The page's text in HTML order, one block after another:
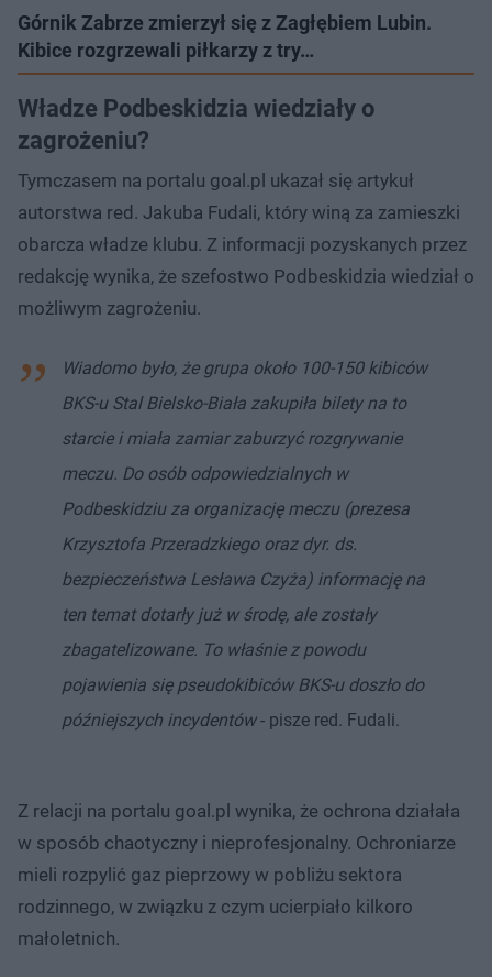
Górnik Zabrze zmierzył się z Zagłębiem Lubin.
Kibice rozgrzewali piłkarzy z try…
Władze Podbeskidzia wiedziały o
zagrożeniu?
Tymczasem na portalu goal.pl ukazał się artykuł
autorstwa red. Jakuba Fudali, który winą za zamieszki
obarcza władze klubu. Z informacji pozyskanych przez
redakcję wynika, że szefostwo Podbeskidzia wiedział o
możliwym zagrożeniu.
Wiadomo było, że grupa około 100-150 kibiców
BKS-u Stal Bielsko-Biała zakupiła bilety na to
starcie i miała zamiar zaburzyć rozgrywanie
meczu. Do osób odpowiedzialnych w
Podbeskidziu za organizację meczu (prezesa
Krzysztofa Przeradzkiego oraz dyr. ds.
bezpieczeństwa Lesława Czyża) informację na
ten temat dotarły już w środę, ale zostały
zbagatelizowane. To właśnie z powodu
pojawienia się pseudokibiców BKS-u doszło do
późniejszych incydentów- pisze red. Fudali.
Z relacji na portalu goal.pl wynika, że ochrona działała
w sposób chaotyczny i nieprofesjonalny. Ochroniarze
mieli rozpylić gaz pieprzowy w pobliżu sektora
rodzinnego, w związku z czym ucierpiało kilkoro
małoletnich.